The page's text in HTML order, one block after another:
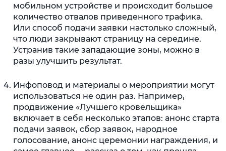
мобильном устройстве и происходит большое
количество отвалов приведенного трафика.
Или способ подачи заявки настолько сложный,
что люди закрывают страницу на середине.
Устранив такие западающие зоны, можно в
разы улучшить результат.
Инфоповод и материалы о мероприятии могут
использоваться не один раз. Например,
продвижение «Лучшего кровельщика»
включает в себя несколько этапов: анонс старта
подачи заявок, сбор заявок, народное
голосование, анонс церемонии награждения, и